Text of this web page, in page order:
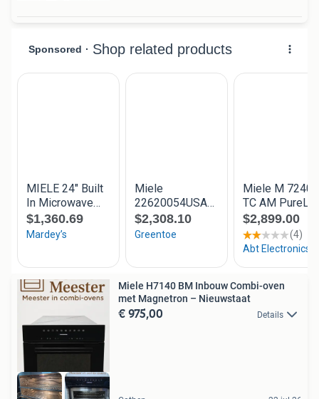
Miele H7140 BM Inbouw Combi-oven
met Magnetron – Nieuwstaat
€ 975,00 Details